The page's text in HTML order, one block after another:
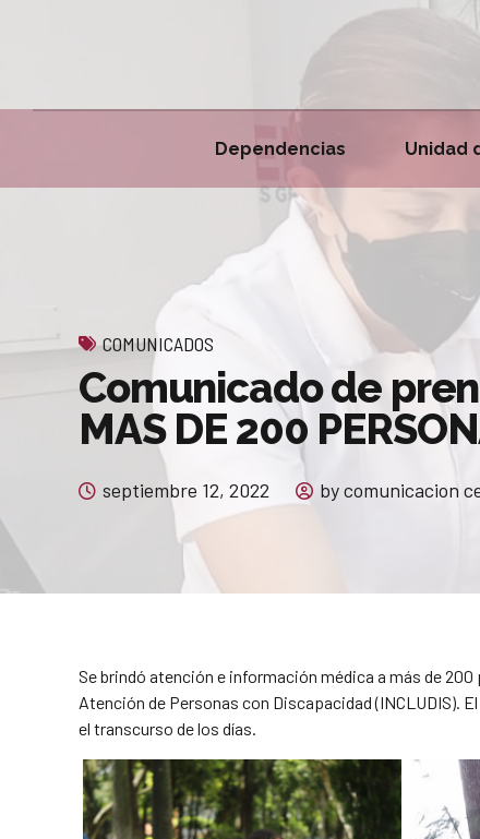
Dependencias Unidad
COMUNICADOS
Comunicado de
MAS DE 200
septiembre 12, 2022 by comunicacion
Se brindó atención e información médica a más de
Atención de Personas con Discapacidad (INCLUDIS).
el transcurso de los días.